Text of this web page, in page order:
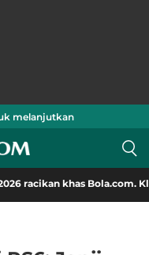
melanjutkan
Bola.com. Klik di sini!